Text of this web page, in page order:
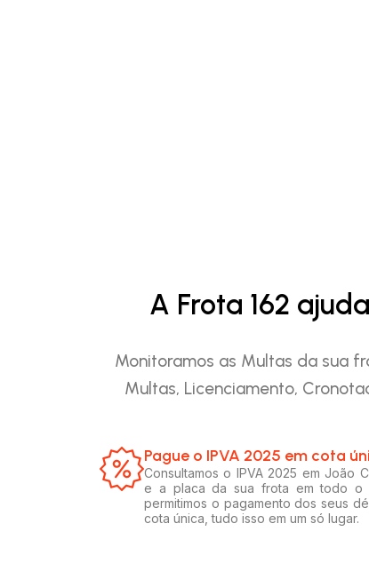
A Frota 162
Monitoramos as Multas da sua
Multas, Licenciamento,
Pague o IPVA 2025 em cota
Consultamos o IPVA 2025 em João
e a placa da sua frota em todo o
permitimos o pagamento dos seus
cota única, tudo isso em um só lugar.